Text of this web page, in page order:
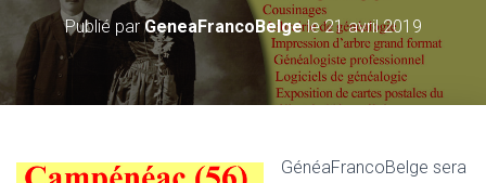
Publié parGeneaFrancoBelgele21 avril 2019
GénéaFrancoBelge sera